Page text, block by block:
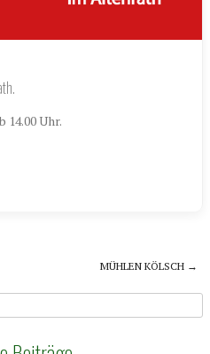
14.00 Uhr.
MÜHLEN KÖLSCH →